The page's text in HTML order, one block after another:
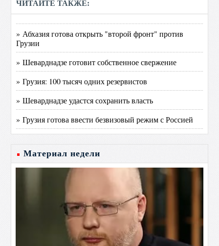
ЧИТАЙТЕ ТАКЖЕ:
» Абхазия готова открыть "второй фронт" против
Грузии
» Шеварднадзе готовит собственное свержение
» Грузия: 100 тысяч одних резервистов
» Шеварднадзе удастся сохранить власть
» Грузия готова ввести безвизовый режим с Россией
Материал недели